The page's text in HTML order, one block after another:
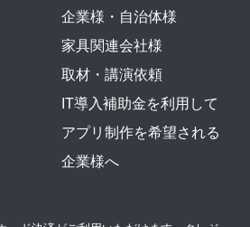
企業様・自治体様
家具関連会社様
取材・講演依頼
IT導入補助金を利用して
アプリ制作を希望される
企業様へ